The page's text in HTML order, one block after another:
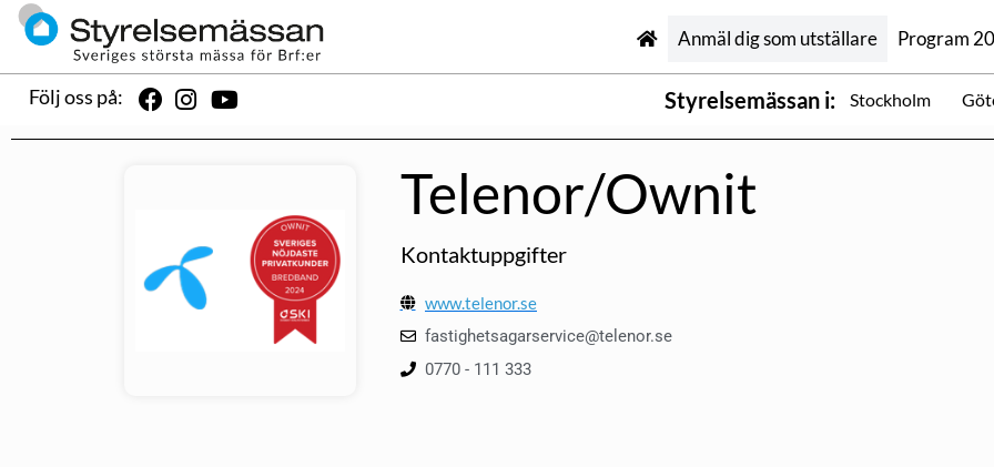
Anmäl dig som utställare Program
Följ oss på: Styrelsemässan i: Stockholm
Telenor/Ownit
Kontaktuppgifter
www.telenor.se
fastighetsagarservice@telenor.se
0770 - 111 333